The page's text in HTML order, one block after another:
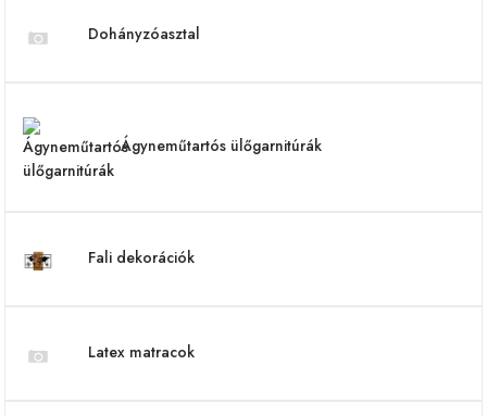
Dohányzóasztal
Ágyneműtartós ülőgarnitúrák
Fali dekorációk
Latex matracok